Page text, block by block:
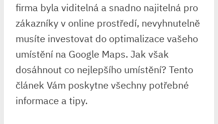
firma byla viditelná a snadno najitelná pro
zákazníky v online prostředí, nevyhnutelně
musíte investovat do optimalizace vašeho
umístění na Google Maps. Jak však
dosáhnout co nejlepšího umístění? Tento
článek Vám poskytne všechny potřebné
informace a tipy.